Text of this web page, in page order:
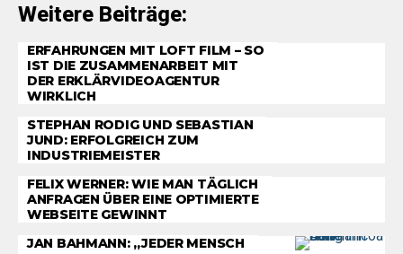
Weitere Beiträge:
ERFAHRUNGEN MIT LOFT FILM – SO
IST DIE ZUSAMMENARBEIT MIT
DER ERKLÄRVIDEOAGENTUR
WIRKLICH
STEPHAN RODIG UND SEBASTIAN
JUND: ERFOLGREICH ZUM
INDUSTRIEMEISTER
FELIX WERNER: WIE MAN TÄGLICH
ANFRAGEN ÜBER EINE OPTIMIERTE
WEBSEITE GEWINNT
JAN BAHMANN: „JEDER MENSCH